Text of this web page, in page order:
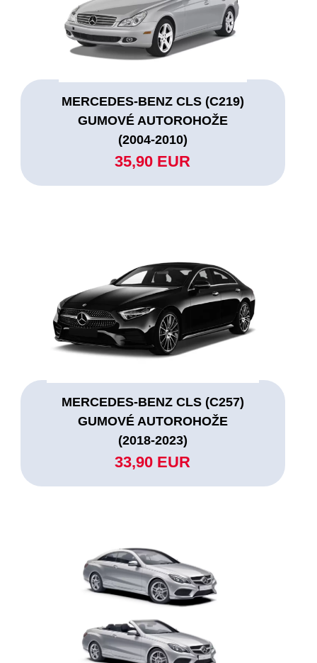
MERCEDES-BENZ CLS (C219)
GUMOVÉ AUTOROHOŽE
(2004-2010)
35,90 EUR
MERCEDES-BENZ CLS (C257)
GUMOVÉ AUTOROHOŽE
(2018-2023)
33,90 EUR